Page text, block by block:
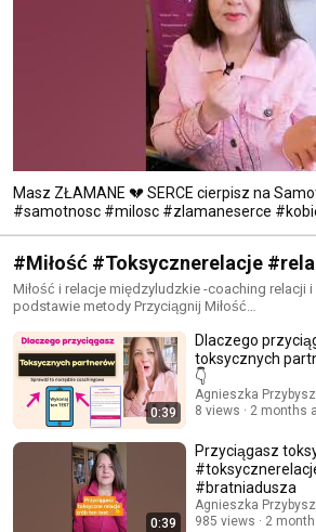
Masz ZŁAMANE 💔 SERCE cierpisz na
#samotnosc #milosc #zlamaneserce
#Miłość #Toksycznerelacje
międzyludzkie, związki
Miłość i relacje międzyludzkie -coaching relacji
podstawie metody Przyciągnij Miłość
0:39
Dlaczego
toksycznych
👇
Agnieszka
8 views
2 months
0:39
Przyciągasz
#bratniadusza
Agnieszka
985 views
2